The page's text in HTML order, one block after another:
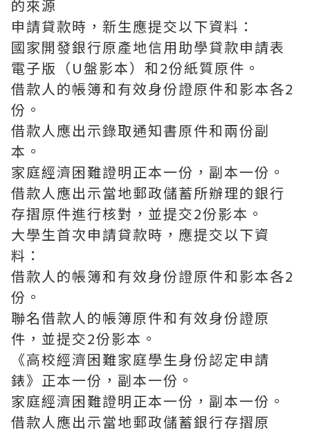
的來源
申請貸款時，新生應提交以下資料：
國家開發銀行原產地信用助學貸款申請表
電子版（U盤影本）和2份紙質原件。
借款人的帳簿和有效身份證原件和影本各2
份。
借款人應出示錄取通知書原件和兩份副
本。
家庭經濟困難證明正本一份，副本一份。
借款人應出示當地郵政儲蓄所辦理的銀行
存摺原件進行核對，並提交2份影本。
大學生首次申請貸款時，應提交以下資
料：
借款人的帳簿和有效身份證原件和影本各2
份。
聯名借款人的帳簿原件和有效身份證原
件，並提交2份影本。
《高校經濟困難家庭學生身份認定申請
錶》正本一份，副本一份。
家庭經濟困難證明正本一份，副本一份。
借款人應出示當地郵政儲蓄銀行存摺原